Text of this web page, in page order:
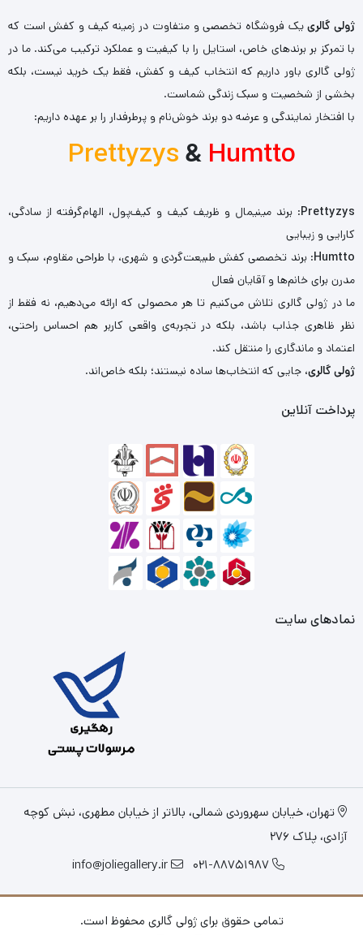
ژولی گالرییک فروشگاه تخصصی و متفاوت در زمینه کیف و کفش است که
با تمرکز بر برندهای خاص، استایل را با کیفیت و عملکرد ترکیب می‌کند. ما در
ژولی گالری باور داریم که انتخاب کیف و کفش، فقط یک خرید نیست، بلکه
بخشی از شخصیت و سبک زندگی شماست.
با افتخار نمایندگی و عرضه دو برند خوش‌نام و پرطرفدار را بر عهده داریم:
Prettyzys& Humtto
Prettyzys: برند مینیمال و ظریف کیف و کیف‌پول، الهام‌گرفته از سادگی،
کارایی و زیبایی
Humtto: برند تخصصی کفش طبیعت‌گردی و شهری، با طراحی مقاوم، سبک و
مدرن برای خانم‌ها و آقایان فعال
ما در ژولی گالری تلاش می‌کنیم تا هر محصولی که ارائه می‌دهیم، نه فقط از
نظر ظاهری جذاب باشد، بلکه در تجربه‌ی واقعی کاربر هم احساس راحتی،
اعتماد و ماندگاری را منتقل کند.
ژولی گالری، جایی که انتخاب‌ها ساده نیستند؛ بلکه خاص‌اند.
پرداخت آنلاین
نمادهای سایت
تهران، خیابان سهروردی شمالی، بالاتر از خیابان مطهری، نبش کوچه
آزادی، پلاک 276
021-88751987
info@joliegallery.ir
تمامی حقوق برای ژولی گالری محفوظ است.